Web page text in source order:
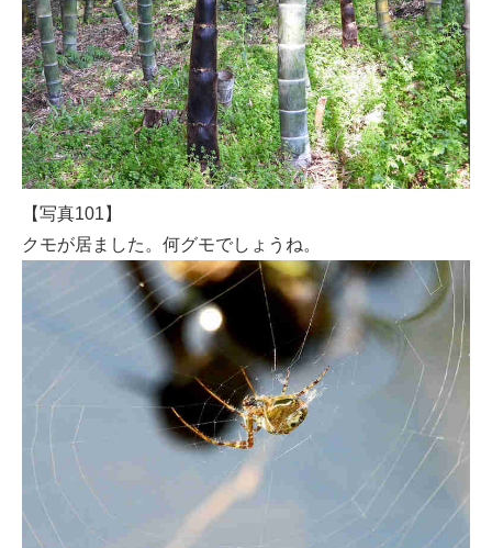
【写真101】
クモが居ました。何グモでしょうね。